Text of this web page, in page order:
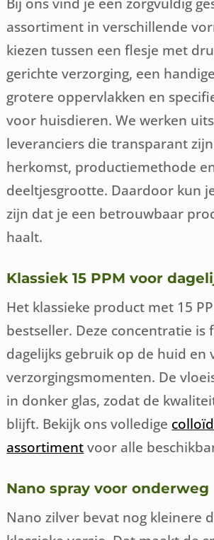
assortiment in verschillende
kiezen tussen een flesje met
gerichte verzorging, een
grotere oppervlakken en
voor huisdieren. We werken
leveranciers die transparant
herkomst, productiemethode
deeltjesgrootte. Daardoor kun
zijn dat je een betrouwbaar
haalt.
Klassiek 15 PPM voor
Het klassieke product met 15
bestseller. Deze concentratie is
dagelijks gebruik op de huid en
verzorgingsmomenten. De
in donker glas, zodat de
blijft. Bekijk ons volledige
assortiment voor alle
Nano spray voor onderweg
Nano zilver bevat nog kleinere